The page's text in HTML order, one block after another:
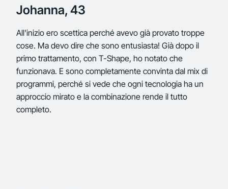
Johanna, 43
All'inizio ero scettica perché avevo già provato troppe
cose. Ma devo dire che sono entusiasta! Già dopo il
primo trattamento, con T-Shape, ho notato che
funzionava. E sono completamente convinta dal mix di
programmi, perché si vede che ogni tecnologia ha un
approccio mirato e la combinazione rende il tutto
completo.